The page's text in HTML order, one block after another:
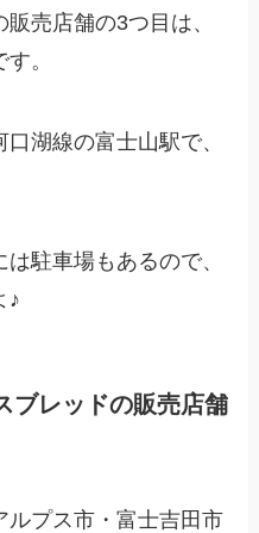
売店舗の3つ目は、
。
湖線の富士山駅で、
駐車場もあるので、
♪
ブレッドの販売店舗
ルプス市・富士吉田市